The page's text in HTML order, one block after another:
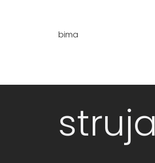
bima
struja